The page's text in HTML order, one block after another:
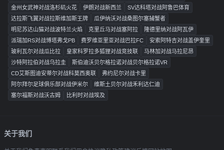
金州女武神对战洛杉矶火花
伊朗对战新西兰
SV达科塔对战阿鲁巴体育
达拉斯飞翼对战拉斯维加斯王牌
瓜伊纳沃对战桑图尔塞捕蟹者
明尼苏达山猫对战波特兰火焰
克里丘马对战塞阿拉
隆德里纳对战阿瓦伊
派瑞加RS对战博塔弗戈PB
费罗维亚里亚对战巴拉FC
安索阿特吉对战盖伊奎里
玻利瓦尔对战瓜比拉
皇家科罗拉多狐狸对战竞技联
马林加对战马拉尼昂
沙特阿拉伯对战乌拉圭
斯伯迪沃贝尔格拉诺对战贝尔格拉诺VR
CD艾斯图迪安蒂尔对战科莫西奥联
弗约尼尔对战卡里
阿尔拜尔足球俱乐部对战伊米尔
维斯土贝尔对战禾利达仁迪
塞尔福斯对战沃古姆
比利时对战埃及
关于我们